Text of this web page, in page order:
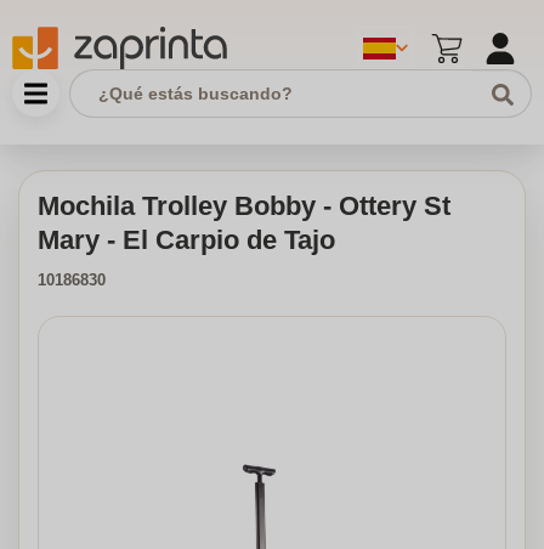
Mochila Trolley Bobby - Ottery St
Mary - El Carpio de Tajo
10186830